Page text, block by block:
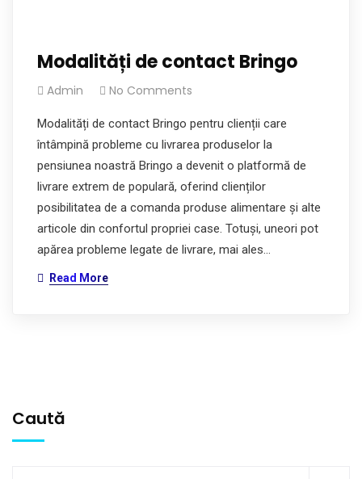
Modalități de contact Bringo
Admin No Comments
Modalități de contact Bringo pentru clienții care
întâmpină probleme cu livrarea produselor la
pensiunea noastră Bringo a devenit o platformă de
livrare extrem de populară, oferind clienților
posibilitatea de a comanda produse alimentare și alte
articole din confortul propriei case. Totuși, uneori pot
apărea probleme legate de livrare, mai ales…
Read More
Caută